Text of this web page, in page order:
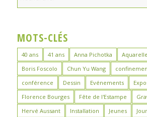
MOTS-CLÉS
40 ans 41 ans Anna Pichotka Aquarelle
Boris Foscolo
Chun Yu Wang
conférence
Dessin Evénements
Florence Bourges
Fête de l'Estampe
Hervé Aussant
Installation Jeunes